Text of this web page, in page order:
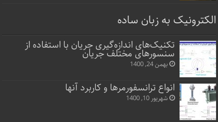
الکترونیک به زبان ساده
تکنیک‌های اندازه‌گیری جریان با استفاده از
سنسورهای مختلف جریان
بهمن 24, 1400
انواع ترانسفورمرها و کاربرد آنها
شهریور 10, 1400